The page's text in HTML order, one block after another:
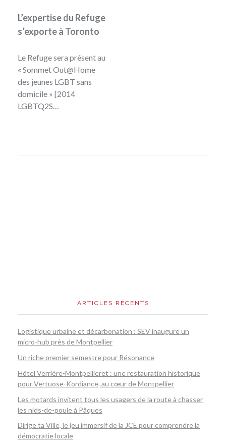
L’expertise du Refuge
s’exporte à Toronto
Le Refuge sera présent au
« Sommet Out@Home
des jeunes LGBT sans
domicile » [2014
LGBTQ2S…
ARTICLES RÉCENTS
Logistique urbaine et décarbonation : SEV inaugure un
micro-hub près de Montpellier
Un riche premier semestre pour Résonance
Hôtel Verrière-Montpellieret : une restauration historique
pour Vertuose-Kordiance, au cœur de Montpellier
Les motards invitent tous les usagers de la route à chasser
les nids-de-poule à Pâques
Dirige ta Ville, le jeu immersif de la JCE pour comprendre la
démocratie locale